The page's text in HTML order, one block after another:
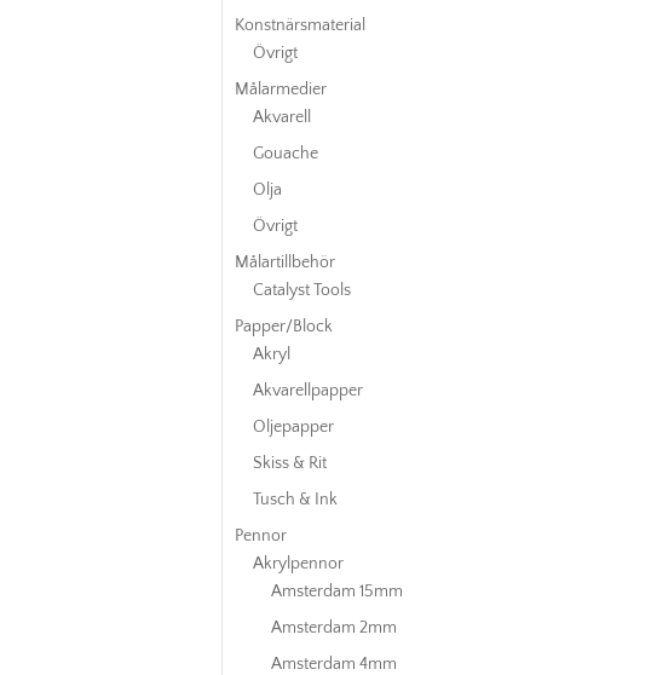
Konstnärsmaterial
Övrigt
Målarmedier
Akvarell
Gouache
Olja
Övrigt
Målartillbehör
Catalyst Tools
Papper/Block
Akryl
Akvarellpapper
Oljepapper
Skiss & Rit
Tusch & Ink
Pennor
Akrylpennor
Amsterdam 15mm
Amsterdam 2mm
Amsterdam 4mm